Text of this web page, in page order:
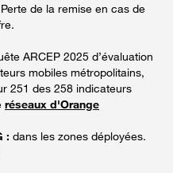
de la remise en cas de
ARCEP 2025 d’évaluation
mobiles métropolitains,
251 des 258 indicateurs
réseaux d'Orange
: dans les zones déployées.